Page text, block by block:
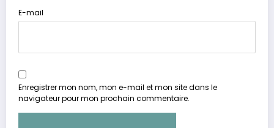
E-mail
Enregistrer mon nom, mon e-mail et mon site dans le
navigateur pour mon prochain commentaire.